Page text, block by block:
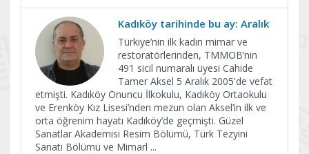
Kadıköy tarihinde bu ay: Aralık
Türkiye’nin ilk kadın mimar ve
restoratörlerinden, TMMOB’nin
491 sicil numaralı üyesi Cahide
Tamer Aksel 5 Aralık 2005'de vefat
etmişti. Kadıköy Onuncu İlkokulu, Kadıköy Ortaokulu
ve Erenköy Kız Lisesi’nden mezun olan Aksel’in ilk ve
orta öğrenim hayatı Kadıköy’de geçmişti. Güzel
Sanatlar Akademisi Resim Bölümü, Türk Tezyini
Sanatı Bölümü ve Mimarl ...